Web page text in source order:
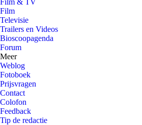
Film & TV
Film
Televisie
Trailers en Videos
Bioscoopagenda
Forum
Meer
Weblog
Fotoboek
Prijsvragen
Contact
Colofon
Feedback
Tip de redactie